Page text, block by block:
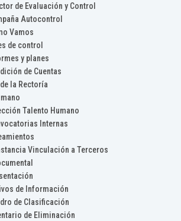
de Evaluación y Control
Autocontrol
Vamos
de control
y planes
de Cuentas
la Rectoría
Talento Humano
Internas
Vinculación a Terceros
de Información
de Clasificación
de Eliminación